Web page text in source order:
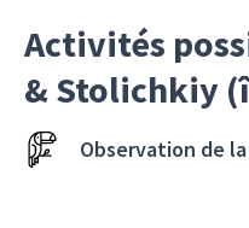
Activités
& Stolichkiy
Observation de